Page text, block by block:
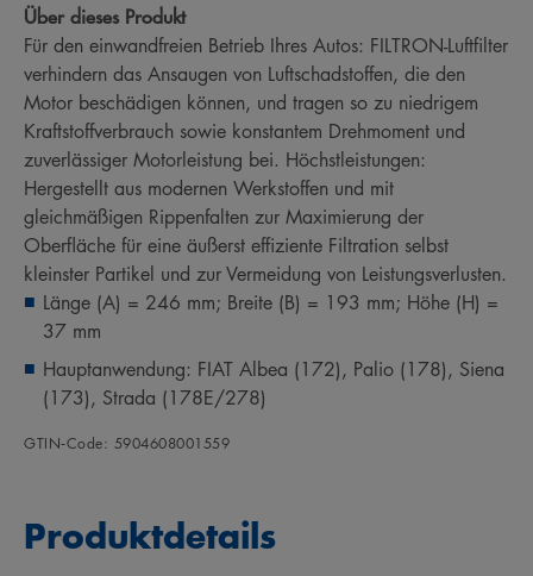
Über dieses Produkt
Für den einwandfreien Betrieb Ihres Autos: FILTRON-Luftfilter
verhindern das Ansaugen von Luftschadstoffen, die den
Motor beschädigen können, und tragen so zu niedrigem
Kraftstoffverbrauch sowie konstantem Drehmoment und
zuverlässiger Motorleistung bei. Höchstleistungen:
Hergestellt aus modernen Werkstoffen und mit
gleichmäßigen Rippenfalten zur Maximierung der
Oberfläche für eine äußerst effiziente Filtration selbst
kleinster Partikel und zur Vermeidung von Leistungsverlusten.
Länge (A) = 246 mm; Breite (B) = 193 mm; Höhe (H) =
37 mm
Hauptanwendung: FIAT Albea (172), Palio (178), Siena
(173), Strada (178E/278)
GTIN‑Code: 5904608001559
Produktdetails